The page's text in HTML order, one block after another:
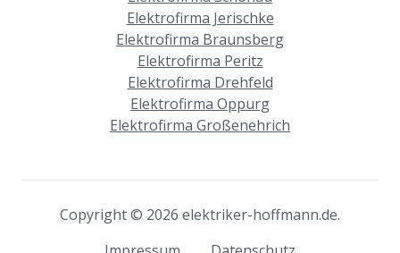
Elektrofirma Jerischke
Elektrofirma Braunsberg
Elektrofirma Peritz
Elektrofirma Drehfeld
Elektrofirma Oppurg
Elektrofirma Großenehrich
Copyright © 2026 elektriker-hoffmann.de.